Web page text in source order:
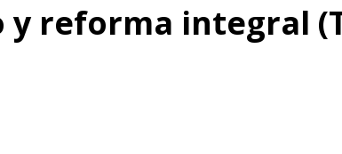
reforma integral